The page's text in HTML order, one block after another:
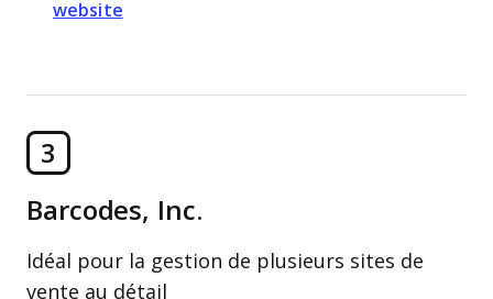
website
3
Barcodes, Inc.
Idéal pour la gestion de plusieurs sites de
vente au détail